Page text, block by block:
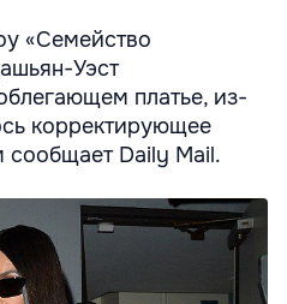
«Семейство
Уэст
платье, из-
корректирующее
сообщает Daily Mail.